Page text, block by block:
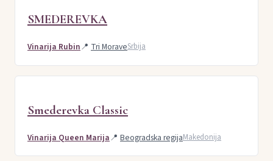
SMEDEREVKA
Vinarija Rubin📍 Tri MoraveSrbija
Smederevka Classic
Vinarija Queen Marija📍 Beogradska regijaMakedonija